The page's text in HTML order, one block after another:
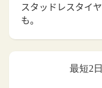
スタッドレスタイ
も。
最短2